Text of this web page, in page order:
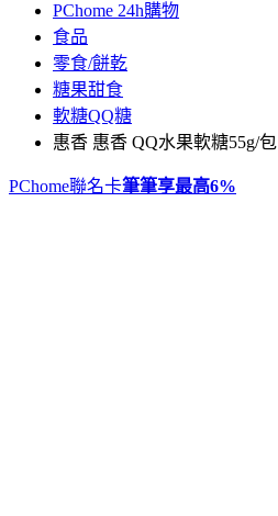
PChome 24h購物
食品
零食/餅乾
糖果甜食
軟糖QQ糖
惠香 惠香 QQ水果軟糖55g/包
PChome聯名卡筆筆享最高6%